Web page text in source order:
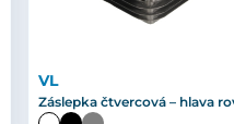
VL
Záslepka čtvercová – hlava